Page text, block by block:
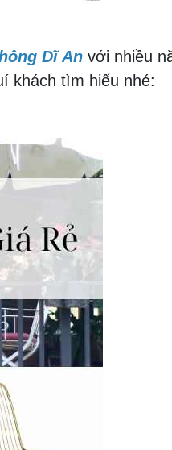
Dĩ An với nhiều
khách tìm hiểu nhé: